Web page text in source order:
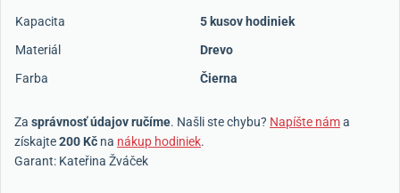
Kapacita
5 kusov hodiniek
Materiál
Drevo
Farba
Čierna
Za správnosť údajov ručíme. Našli ste chybu? Napíšte náma
získajte200 Kč na nákup hodiniek.
Garant: Kateřina Žváček